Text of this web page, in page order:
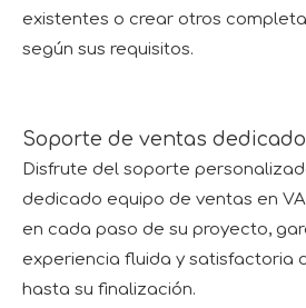
existentes o crear otros
según sus requisitos.
Soporte de ventas
Disfrute del soporte
dedicado equipo de ventas en
en cada paso de su proyecto,
experiencia fluida y satisfactoria
hasta su finalización.